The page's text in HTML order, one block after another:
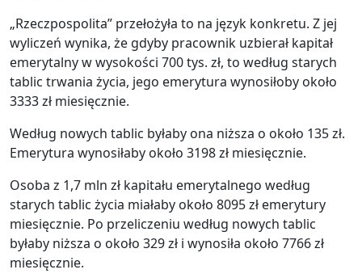
„Rzeczpospolita” przełożyła to na język konkretu. Z jej
wyliczeń wynika, że gdyby pracownik uzbierał kapitał
emerytalny w wysokości 700 tys. zł, to według starych
tablic trwania życia, jego emerytura wynosiłoby około
3333 zł miesięcznie.
Według nowych tablic byłaby ona niższa o około 135 zł.
Emerytura wynosiłaby około 3198 zł miesięcznie.
Osoba z 1,7 mln zł kapitału emerytalnego według
starych tablic życia miałaby około 8095 zł emerytury
miesięcznie. Po przeliczeniu według nowych tablic
byłaby niższa o około 329 zł i wynosiła około 7766 zł
miesięcznie.